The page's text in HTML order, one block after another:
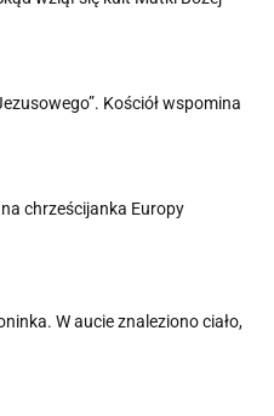
Kościół wspomina
chrześcijanka Europy
W aucie znaleziono ciało,